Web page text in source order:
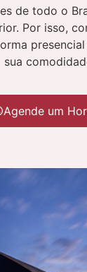
de todo o
Por isso,
sua
Agende um